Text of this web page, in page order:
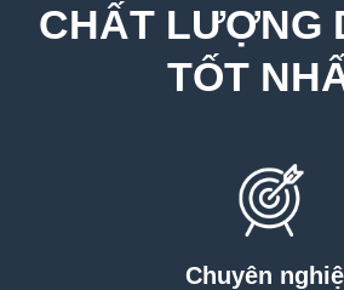
CHẤT LƯỢNG
TỐT
Chuyên